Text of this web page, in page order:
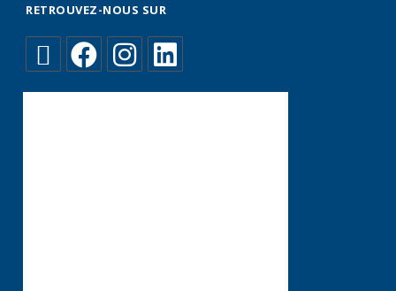
RETROUVEZ-NOUS SUR